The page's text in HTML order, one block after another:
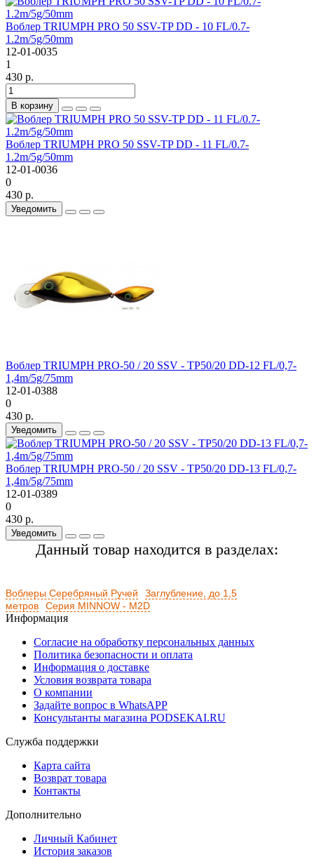
Воблер TRIUMPH PRO 50 SSV-TP DD - 10 FL/0.7-
1.2m/5g/50mm
12-01-0035
1
430 р.
В корзину
Воблер TRIUMPH PRO 50 SSV-TP DD - 11 FL/0.7-
1.2m/5g/50mm
12-01-0036
0
430 р.
Уведомить
Воблер TRIUMPH PRO-50 / 20 SSV - TP50/20 DD-12 FL/0,7-
1,4m/5g/75mm
12-01-0388
0
430 р.
Уведомить
Воблер TRIUMPH PRO-50 / 20 SSV - TP50/20 DD-13 FL/0,7-
1,4m/5g/75mm
12-01-0389
0
430 р.
Уведомить
Данный товар находится в разделах:
Воблеры Серебряный Ручей
Заглубление, до 1,5
метров
Серия MINNOW - M2D
Информация
Согласие на обработку персональных данных
Политика безопасности и оплата
Информация о доставке
Условия возврата товара
О компании
Задайте вопрос в WhatsAPP
Консультанты магазина PODSEKAI.RU
Служба поддержки
Карта сайта
Возврат товара
Контакты
Дополнительно
Личный Кабинет
История заказов